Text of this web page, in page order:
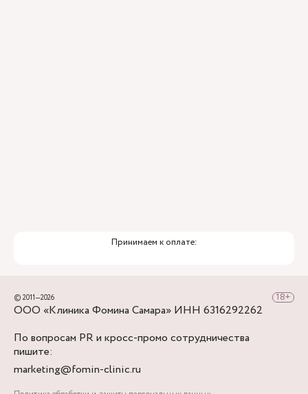
Принимаем к оплате:
© 2011—2026
ООО «Клиника Фомина Самара» ИНН 6316292262
По вопросам PR и кросс-промо сотрудничества
пишите:
marketing@fomin-clinic.ru